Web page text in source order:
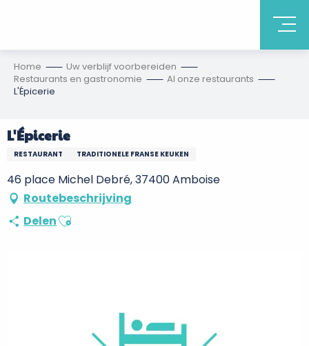
Home
Uw verblijf voorbereiden
Restaurants en gastronomie
Al onze restaurants
L'Épicerie
L'Épicerie
RESTAURANT TRADITIONELE FRANSE KEUKEN
46 place Michel Debré, 37400 Amboise
Routebeschrijving
DelenAjouter aux favoris